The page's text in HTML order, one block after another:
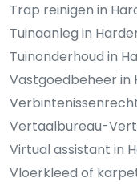
Trap reinigen in
Tuinaanleg in
Tuinonderhoud in
Vastgoedbeheer in
Vertaalbureau-
Virtual assistant in
Vloerkleed of